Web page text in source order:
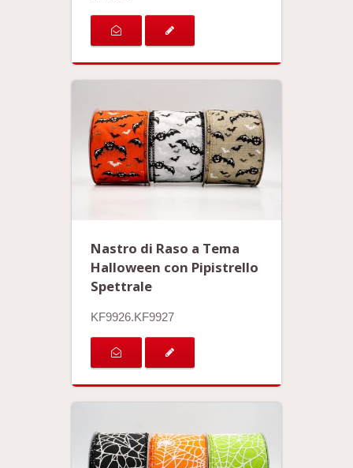
Nastro di Raso a Tema
Halloween con Pipistrello
Spettrale
KF9926.KF9927